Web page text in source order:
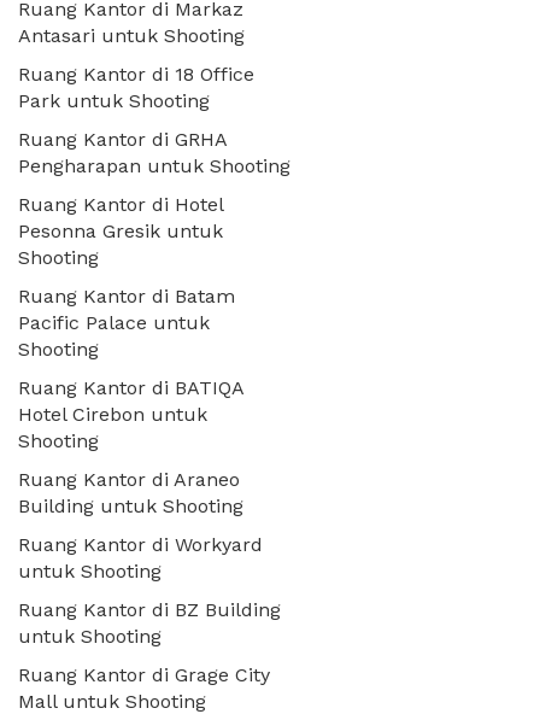
Ruang Kantor di Markaz
Antasari untuk Shooting
Ruang Kantor di 18 Office
Park untuk Shooting
Ruang Kantor di GRHA
Pengharapan untuk Shooting
Ruang Kantor di Hotel
Pesonna Gresik untuk
Shooting
Ruang Kantor di Batam
Pacific Palace untuk
Shooting
Ruang Kantor di BATIQA
Hotel Cirebon untuk
Shooting
Ruang Kantor di Araneo
Building untuk Shooting
Ruang Kantor di Workyard
untuk Shooting
Ruang Kantor di BZ Building
untuk Shooting
Ruang Kantor di Grage City
Mall untuk Shooting